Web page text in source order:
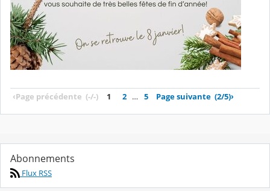
‹Page précédente (-/-) 1 2 … 5 Page suivante (2/5)›
Abonnements
Flux RSS